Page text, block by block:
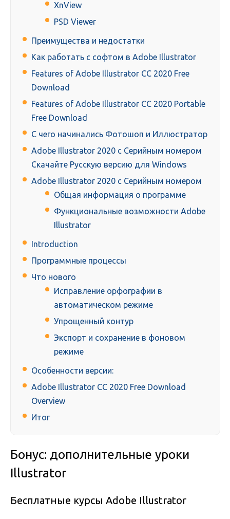
XnView
PSD Viewer
Преимущества и недостатки
Как работать с софтом в Adobe Illustrator
Features of Adobe Illustrator CC 2020 Free
Download
Features of Adobe Illustrator CC 2020 Portable
Free Download
С чего начинались Фотошоп и Иллюстратор
Adobe Illustrator 2020 с Серийным номером
Скачайте Русскую версию для Windows
Adobe Illustrator 2020 с Серийным номером
Общая информация о программе
Функциональные возможности Adobe
Illustrator
Introduction
Программные процессы
Что нового
Исправление орфографии в
автоматическом режиме
Упрощенный контур
Экспорт и сохранение в фоновом
режиме
Особенности версии:
Adobe Illustrator CC 2020 Free Download
Overview
Итог
Бонус: дополнительные уроки
Illustrator
Бесплатные курсы Adobe Illustrator